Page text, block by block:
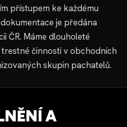
přístupem ke každému
je předána
ČR. Máme dlouholeté
činnosti v obchodních
skupin pachatelů.
A